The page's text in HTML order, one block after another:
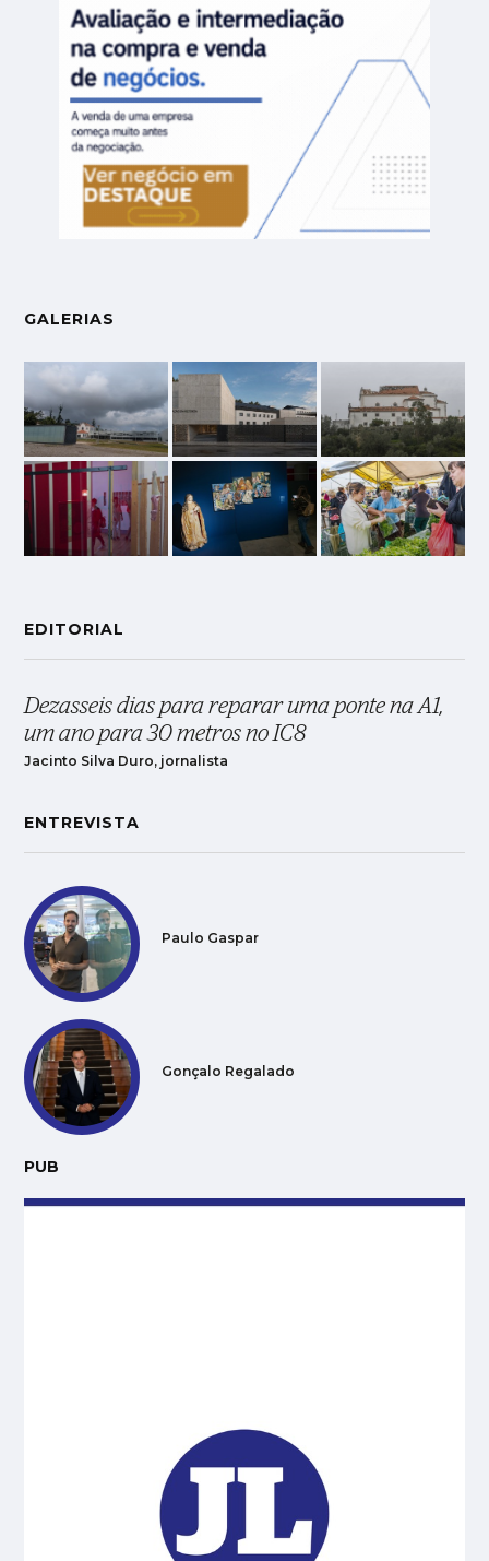
GALERIAS
EDITORIAL
Dezasseis dias para reparar uma ponte na A1,
um ano para 30 metros no IC8
Jacinto Silva Duro, jornalista
ENTREVISTA
Paulo Gaspar
Gonçalo Regalado
PUB